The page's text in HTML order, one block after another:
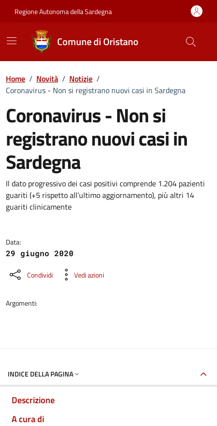
Regione Autonoma della Sardegna
Comune di Oristano
Home / Novità / Notizie /
Coronavirus - Non si registrano nuovi casi in Sardegna
Coronavirus - Non si
registrano nuovi casi in
Sardegna
Dettagli della notizia
Il dato progressivo dei casi positivi comprende 1.204 pazienti
guariti (+5 rispetto all’ultimo aggiornamento), più altri 14
guariti clinicamente
Data:
29 giugno 2020
Condividi Vedi azioni
Argomenti:
INDICE DELLA PAGINA
Descrizione
A cura di